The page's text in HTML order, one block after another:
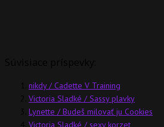
nikdy / Cadette V Training
Victoria Sladké / Sassy plavky
Lynette / Budeš milovať ju Cookies
Victoria Sladké / sexy korzet